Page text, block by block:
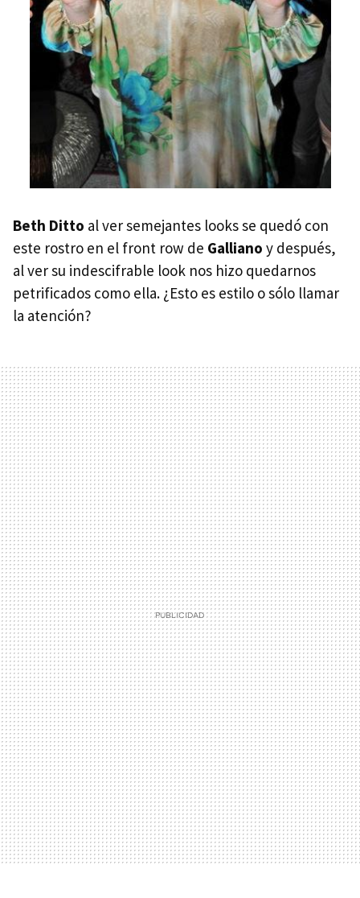
Beth Ditto al ver semejantes looks se quedó con
este rostro en el front row de Galliano y después,
al ver su indescifrable look nos hizo quedarnos
petrificados como ella. ¿Esto es estilo o sólo llamar
la atención?